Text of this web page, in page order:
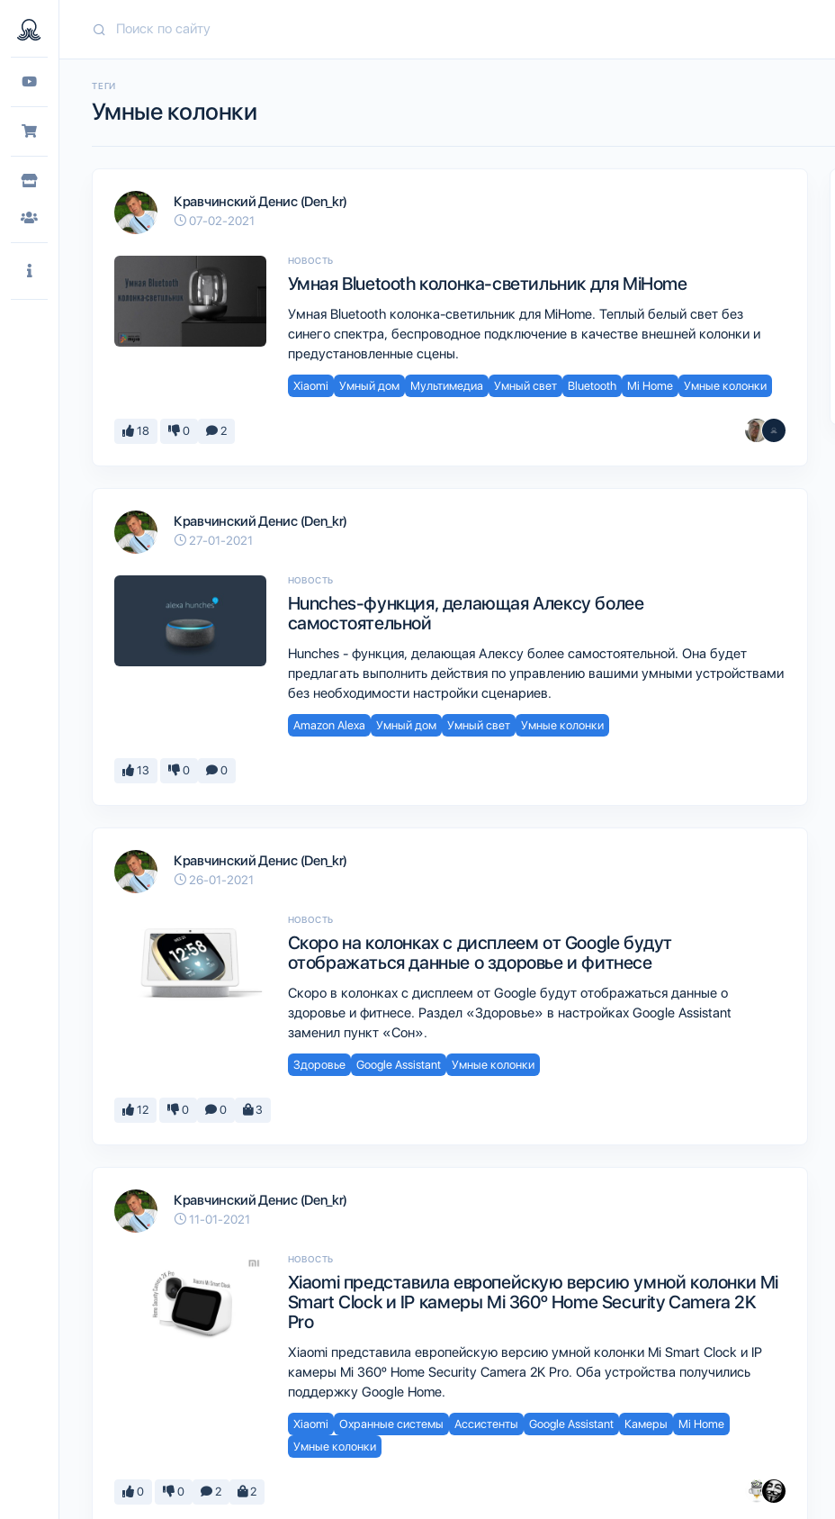
ТЕГИ
Умные колонки
Кравчинский Денис (Den_kr)
07-02-2021
НОВОСТЬ
Умная Bluetooth колонка-светильник для MiHome
Умная Bluetooth колонка-светильник для MiHome. Теплый белый свет без
синего спектра, беспроводное подключение в качестве внешней колонки и
предустановленные сцены.
Xiaomi Умный дом Мультимедиа Умный свет Bluetooth Mi Home Умные колонки
18 0 2
Кравчинский Денис (Den_kr)
27-01-2021
НОВОСТЬ
Hunches-функция, делающая Алексу более
самостоятельной
Hunches - функция, делающая Алексу более самостоятельной. Она будет
предлагать выполнить действия по управлению вашими умными устройствами
без необходимости настройки сценариев.
Amazon Alexa Умный дом Умный свет Умные колонки
13 0 0
Кравчинский Денис (Den_kr)
26-01-2021
НОВОСТЬ
Скоро на колонках с дисплеем от Google будут
отображаться данные о здоровье и фитнесе
Скоро в колонках с дисплеем от Google будут отображаться данные о
здоровье и фитнесе. Раздел «Здоровье» в настройках Google Assistant
заменил пункт «Сон».
Здоровье Google Assistant Умные колонки
12 0 0 3
Кравчинский Денис (Den_kr)
11-01-2021
НОВОСТЬ
Xiaomi представила европейскую версию умной колонки Mi
Smart Clock и IP камеры Mi 360º Home Security Camera 2K
Pro
Xiaomi представила европейскую версию умной колонки Mi Smart Clock и IP
камеры Mi 360º Home Security Camera 2K Pro. Оба устройства получились
поддержку Google Home.
Xiaomi Охранные системы Ассистенты Google Assistant Камеры
Mi Home
Умные колонки
0 0 2 2